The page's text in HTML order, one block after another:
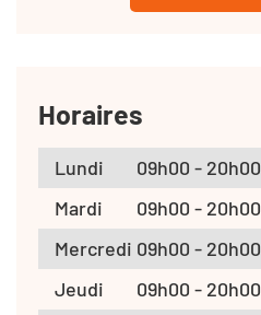
Horaires
Lundi
09h00 - 20h00
Mardi
09h00 - 20h00
Mercredi 09h00 - 20h00
Jeudi
09h00 - 20h00